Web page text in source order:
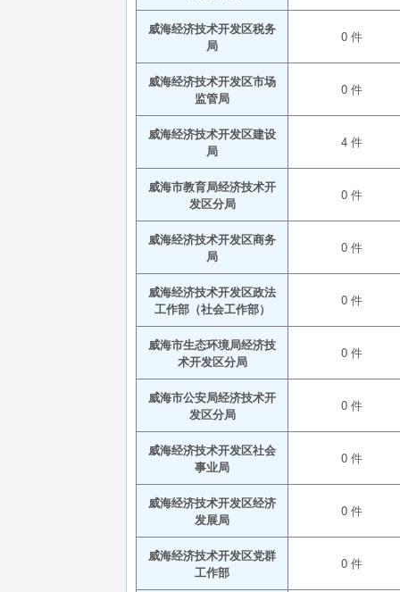
威海经济技术开发区税务
局
0 件
威海经济技术开发区市场
监管局
0 件
威海经济技术开发区建设
局
4 件
威海市教育局经济技术开
发区分局
0 件
威海经济技术开发区商务
局
0 件
威海经济技术开发区政法
工作部（社会工作部）
0 件
威海市生态环境局经济技
术开发区分局
0 件
威海市公安局经济技术开
发区分局
0 件
威海经济技术开发区社会
事业局
0 件
威海经济技术开发区经济
发展局
0 件
威海经济技术开发区党群
工作部
0 件